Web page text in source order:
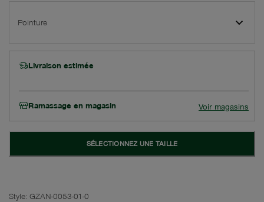
Pointure
Livraison estimée
Ramassage en magasin Voir magasins
SÉLECTIONNEZ UNE TAILLE
Style: GZAN-0053-01-0